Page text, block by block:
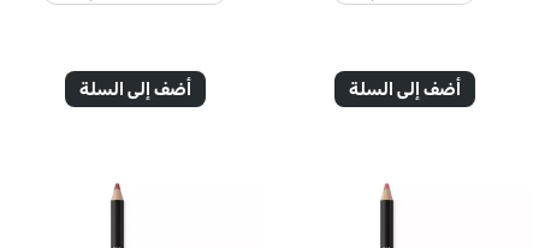
أضف إلى السلة أضف إلى السلة